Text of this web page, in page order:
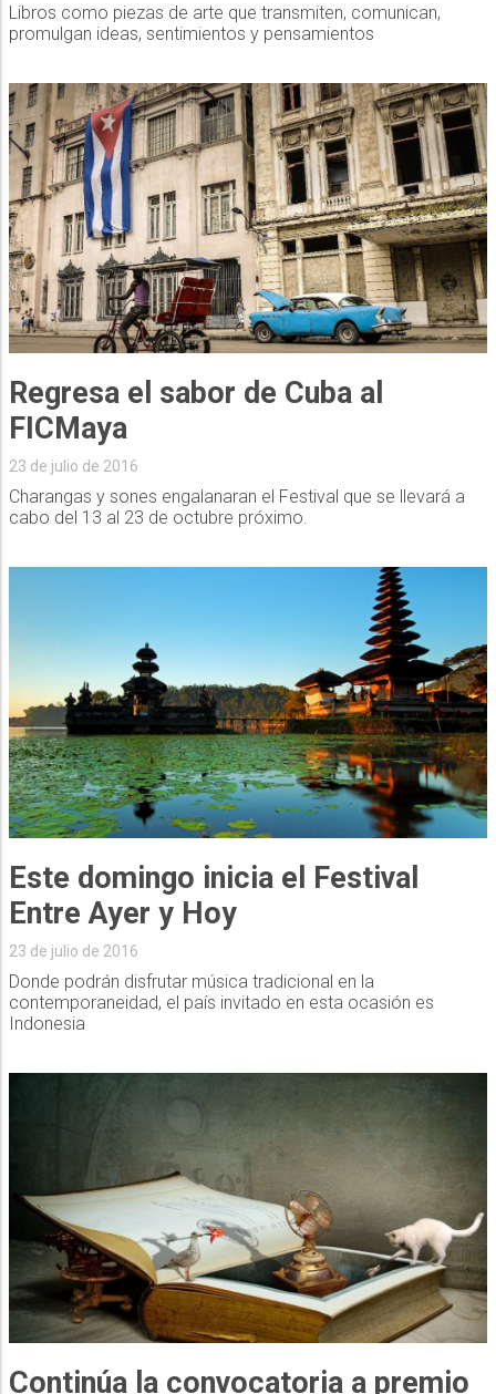
Libros como piezas de arte que transmiten, comunican,
promulgan ideas, sentimientos y pensamientos
Regresa el sabor de Cuba al
FICMaya
23 de julio de 2016
Charangas y sones engalanaran el Festival que se llevará a
cabo del 13 al 23 de octubre próximo.
Este domingo inicia el Festival
Entre Ayer y Hoy
23 de julio de 2016
Donde podrán disfrutar música tradicional en la
contemporaneidad, el país invitado en esta ocasión es
Indonesia
Continúa la convocatoria a premio